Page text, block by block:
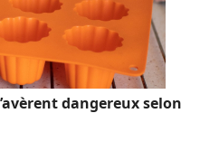
dangereux selon